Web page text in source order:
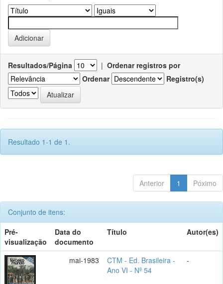
Resultados/Página | Ordenar registros por
Ordenar
Registro(s)
Resultado 1-1 de 1.
Anterior 1 Póximo
Conjunto de itens:
Pré-
visualização
Data do
documento
Título Autor(es)
mai-1983
CTM - Ed. Brasileira -
Ano VI - Nº 54
-